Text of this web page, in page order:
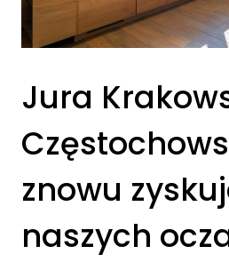
Jura
znowu
naszych